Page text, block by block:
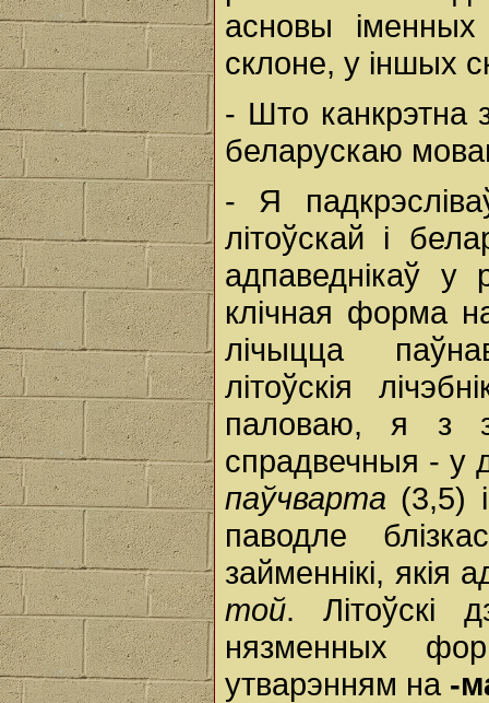
асновы
склоне, у іншых
- Што канкрэтна
беларускаю
- Я
літоўскай і
адпаведнікаў у
клічная форма
лічыцца
літоўскія
паловаю, я з
спрадвечныя - у
паўчварта (3,5)
паводле
займеннікі,
той. Літоўскі
нязменных
утварэнням на -